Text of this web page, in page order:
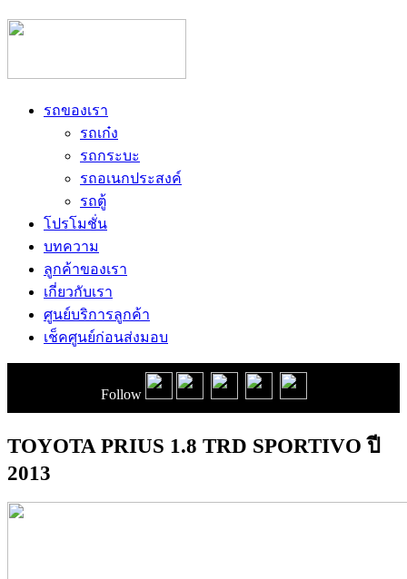
รถของเรา
รถเก๋ง
รถกระบะ
รถอเนกประสงค์
รถตู้
โปรโมชั่น
บทความ
ลูกค้าของเรา
เกี่ยวกับเรา
ศูนย์บริการลูกค้า
เช็คศูนย์ก่อนส่งมอบ
Follow
TOYOTA PRIUS 1.8 TRD SPORTIVO ปี
2013